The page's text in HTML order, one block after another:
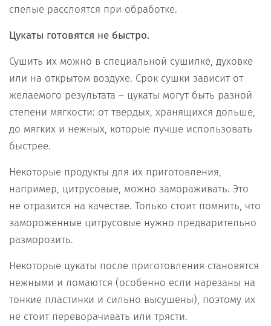
спелые расслоятся при обработке.
Цукаты готовятся не быстро.
Сушить их можно в специальной сушилке, духовке
или на открытом воздухе. Срок сушки зависит от
желаемого результата – цукаты могут быть разной
степени мягкости: от твердых, хранящихся дольше,
до мягких и нежных, которые лучше использовать
быстрее.
Некоторые продукты для их приготовления,
например, цитрусовые, можно замораживать. Это
не отразится на качестве. Только стоит помнить, что
замороженные цитрусовые нужно предварительно
разморозить.
Некоторые цукаты после приготовления становятся
нежными и ломаются (особенно если нарезаны на
тонкие пластинки и сильно высушены), поэтому их
не стоит переворачивать или трясти.